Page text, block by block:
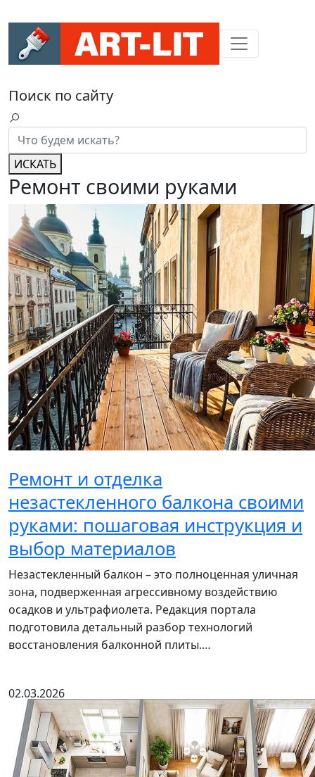
Поиск по сайту
ИСКАТЬ
Ремонт своими руками
Ремонт и отделка
незастекленного балкона своими
руками: пошаговая инструкция и
выбор материалов
Незастекленный балкон – это полноценная уличная
зона, подверженная агрессивному воздействию
осадков и ультрафиолета. Редакция портала
подготовила детальный разбор технологий
восстановления балконной плиты.…
02.03.2026